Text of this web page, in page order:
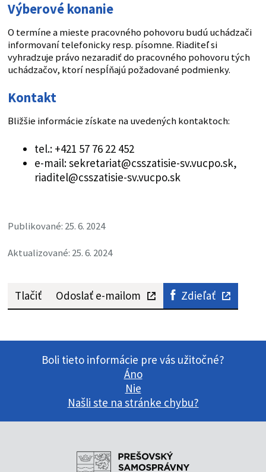
Výberové konanie
O termíne a mieste pracovného pohovoru budú uchádzači
informovaní telefonicky resp. písomne. Riaditeľ si
vyhradzuje právo nezaradiť do pracovného pohovoru tých
uchádzačov, ktorí nespĺňajú požadované podmienky.
Kontakt
Bližšie informácie získate na uvedených kontaktoch:
tel.: +421 57 76 22 452
e-mail: sekretariat@csszatisie-sv.vucpo.sk,
riaditel@csszatisie-sv.vucpo.sk
Publikované: 25. 6. 2024
Aktualizované: 25. 6. 2024
Tlačiť Odoslať e-mailom Zdieľať
Boli tieto informácie pre vás užitočné?
Áno
Nie
Našli ste na stránke chybu?